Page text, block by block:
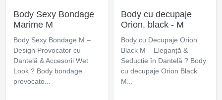
Body Sexy Bondage
Marime M
Body Sexy Bondage M –
Design Provocator cu
Dantelă & Accesorii Wet
Look ? Body bondage
provocato...
Body cu decupaje
Orion, black - M
Body cu Decupaje Orion
Black M – Eleganță &
Seducție în Dantelă ? Body
cu decupaje Orion Black
M...